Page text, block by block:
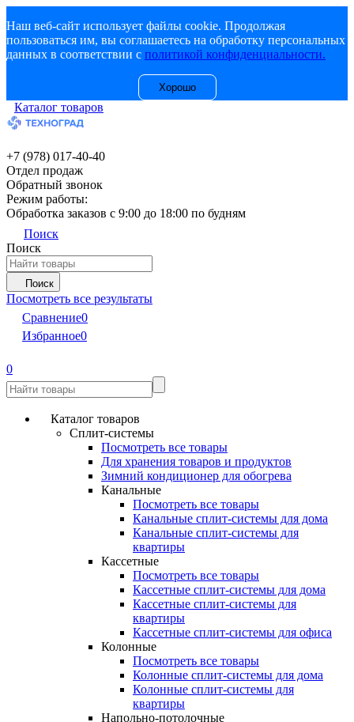
Наш веб-сайт использует файлы cookie. Продолжая
пользоваться им, вы соглашаетесь на обработку персональных
данных в соответствии с политикой конфиденциальности.
Хорошо
Каталог товаров
+7 (978) 017-40-40
Отдел продаж
Обратный звонок
Режим работы:
Обработка заказов с 9:00 до 18:00 по будням
Поиск
Поиск
Поиск
Посмотреть все результаты
Сравнение0
Избранное0
0
Каталог товаров
Сплит-системы
Посмотреть все товары
Для хранения товаров и продуктов
Зимний кондиционер для обогрева
Канальные
Посмотреть все товары
Канальные сплит-системы для дома
Канальные сплит-системы для
квартиры
Кассетные
Посмотреть все товары
Кассетные сплит-системы для дома
Кассетные сплит-системы для
квартиры
Кассетные сплит-системы для офиса
Колонные
Посмотреть все товары
Колонные сплит-системы для дома
Колонные сплит-системы для
квартиры
Напольно-потолочные